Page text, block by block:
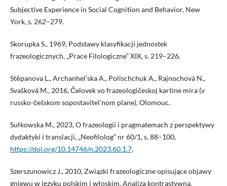
Subjective Experience in Social Cognition and Behavior, New
York, s. 262–279.
Skorupka S., 1969, Podstawy klasyfikacji jednostek
frazeologicznych, „Prace Filologiczne” XIX, s. 219–226.
Stěpanova L., Archanhel’ska A., Polischchuk A., Rajnochová N.,
Svašková M., 2016, Čelovek vo frazeologičeskoj kartine mira (v
russko-češskom sopostavitel’nom plane), Olomouc.
Sułkowska M., 2023, O frazeologii i pragmatemach z perspektywy
dydaktyki i translacji, „Neofilolog” nr 60/1, s. 88–100,
https://doi.org/10.14746/n.2023.60.1.7.
Szerszunowicz J., 2010, Związki frazeologiczne opisujące objawy
gniewu w języku polskim i włoskim. Analiza kontrastywna,